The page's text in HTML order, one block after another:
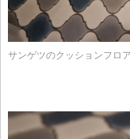
サンゲツのクッションフロ